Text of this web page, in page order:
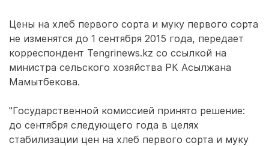
Цены на хлеб первого сорта и муку первого сорта
не изменятся до 1 сентября 2015 года, передает
корреспондент Tengrinews.kz со ссылкой на
министра сельского хозяйства РК Асылжана
Мамытбекова.
"Государственной комиссией принято решение:
до сентября следующего года в целях
стабилизации цен на хлеб первого сорта и муку